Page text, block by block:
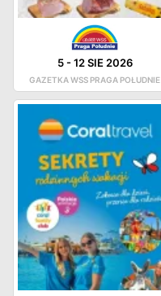
5-12 SIE 2026
GAZETKA WSS PRAGA POŁUDNIE